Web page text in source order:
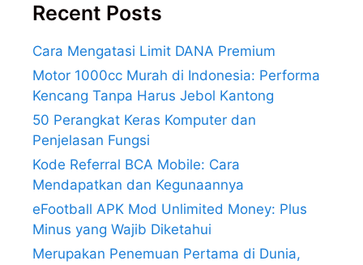
Recent Posts
Cara Mengatasi Limit DANA Premium
Motor 1000cc Murah di Indonesia: Performa
Kencang Tanpa Harus Jebol Kantong
50 Perangkat Keras Komputer dan
Penjelasan Fungsi
Kode Referral BCA Mobile: Cara
Mendapatkan dan Kegunaannya
eFootball APK Mod Unlimited Money: Plus
Minus yang Wajib Diketahui
Merupakan Penemuan Pertama di Dunia,